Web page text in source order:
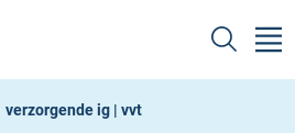
verzorgende ig | vvt